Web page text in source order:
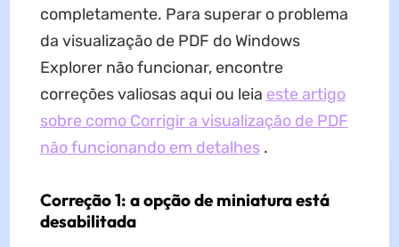
completamente. Para superar o problema
da visualização de PDF do Windows
Explorer não funcionar, encontre
correções valiosas aqui ou leia este artigo
sobre como Corrigir a visualização de PDF
não funcionando em detalhes.
Correção 1: a opção de miniatura está
desabilitada